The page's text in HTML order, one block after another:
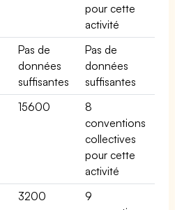
pour cette
activité
Pas de
données
suffisantes
Pas de
données
suffisantes
15600
8
conventions
collectives
pour cette
activité
3200
9